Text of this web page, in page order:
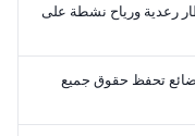
رعدية ورياح نشطة على
تحفظ حقوق جميع